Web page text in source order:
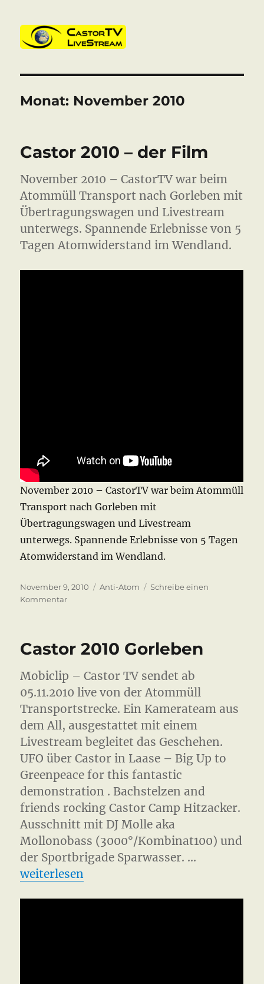
Monat: November 2010
Castor 2010 – der Film
November 2010 – CastorTV war beim
Atommüll Transport nach Gorleben mit
Übertragungswagen und Livestream
unterwegs. Spannende Erlebnisse von 5
Tagen Atomwiderstand im Wendland.
November 2010 – CastorTV war beim Atommüll
Transport nach Gorleben mit
Übertragungswagen und Livestream
unterwegs. Spannende Erlebnisse von 5 Tagen
Atomwiderstand im Wendland.
Veröffentlicht
am
November 9, 2010 Kategorien
Anti-Atom
Schreibe einen
Kommentarzu
der
Castor 2010 Gorleben
Mobiclip – Castor TV sendet ab
05.11.2010 live von der Atommüll
Transportstrecke. Ein Kamerateam aus
dem All, ausgestattet mit einem
Livestream begleitet das Geschehen.
UFO über Castor in Laase – Big Up to
Greenpeace for this fantastic
demonstration . Bachstelzen and
friends rocking Castor Camp Hitzacker.
Ausschnitt mit DJ Molle aka
Mollonobass (3000°/Kombinat100) und
der Sportbrigade Sparwasser. …
„Castor 2010 Gorleben“
weiterlesen